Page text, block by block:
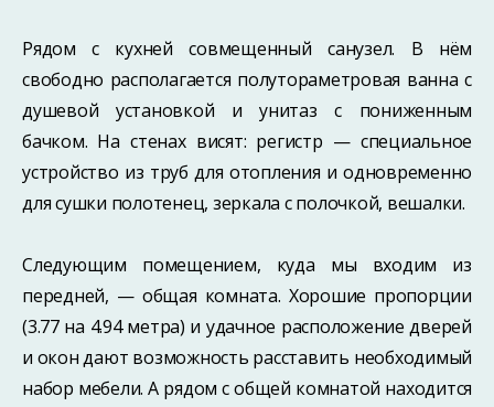
Рядом с кухней совмещенный санузел. В нём
свободно располагается полутораметровая ванна с
душевой установкой и унитаз с пониженным
бачком. На стенах висят: регистр — специальное
устройство из труб для отопления и одновременно
для сушки полотенец, зеркала с полочкой, вешалки.
Следующим помещением, куда мы входим из
передней, — общая комната. Хорошие пропорции
(3.77 на 4.94 метра) и удачное расположение дверей
и окон дают возможность расставить необходимый
набор мебели. А рядом с общей комнатой находится